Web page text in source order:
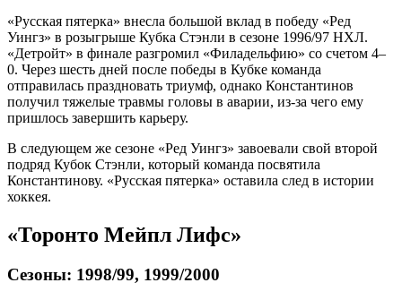
«Русская пятерка» внесла большой вклад в победу «Ред
Уингз» в розыгрыше Кубка Стэнли в сезоне 1996/97 НХЛ.
«Детройт» в финале разгромил «Филадельфию» со счетом 4–
0. Через шесть дней после победы в Кубке команда
отправилась праздновать триумф, однако Константинов
получил тяжелые травмы головы в аварии, из-за чего ему
пришлось завершить карьеру.
В следующем же сезоне «Ред Уингз» завоевали свой второй
подряд Кубок Стэнли, который команда посвятила
Константинову. «Русская пятерка» оставила след в истории
хоккея.
«Торонто Мейпл Лифс»
Сезоны: 1998/99, 1999/2000